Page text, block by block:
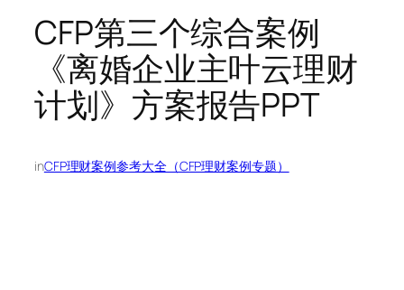
CFP第三个综合案例
《离婚企业主叶云理财
计划》方案报告PPT
inCFP理财案例参考大全（CFP理财案例专题）